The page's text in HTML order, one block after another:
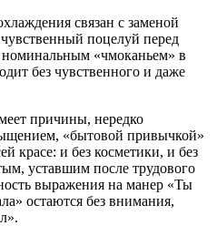
связан с заменой
поцелуй перед
номинальным «чмоканьем» в
без чувственного и даже
причины, нередко
«бытовой привычкой»
красе: и без косметики, и без
уставшим после трудового
выражения на манер «Ты
остаются без внимания,